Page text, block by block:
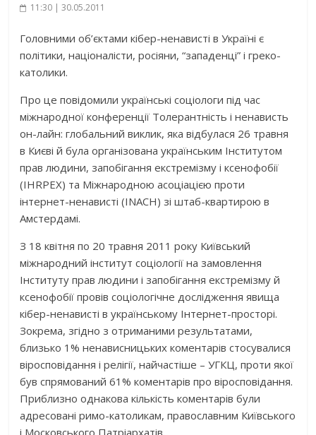
11:30 | 30.05.2011
Головними об’єктами кібер-ненависті в Україні є
політики, націоналісти, росіяни, “западенці” і греко-
католики.
Про це повідомили українські соціологи під час
міжнародної конференції Толерантність і ненависть
он-лайн: глобальний виклик, яка відбулася 26 травня
в Києві й була організована українським Інститутом
прав людини, запобігання екстремізму і ксенофобії
(IHRPEX) та Міжнародною асоціацією проти
інтернет-ненависті (INACH) зі штаб-квартирою в
Амстердамі.
З 18 квітня по 20 травня 2011 року Київський
міжнародний інститут соціології на замовлення
Інституту прав людини і запобігання екстремізму й
ксенофобії провів соціологічне дослідження явища
кібер-ненависті в українському Інтернет-просторі.
Зокрема, згідно з отриманими результатами,
близько 1% ненависницьких коментарів стосувалися
віросповідання і релігії, найчастіше – УГКЦ, проти якої
був спрямований 61% коментарів про віросповідання.
Приблизно однакова кількість коментарів були
адресовані римо-католикам, православним Київського
і Московського Патріархатів.